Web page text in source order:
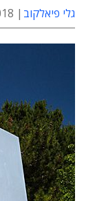
גלי פיאלקוב